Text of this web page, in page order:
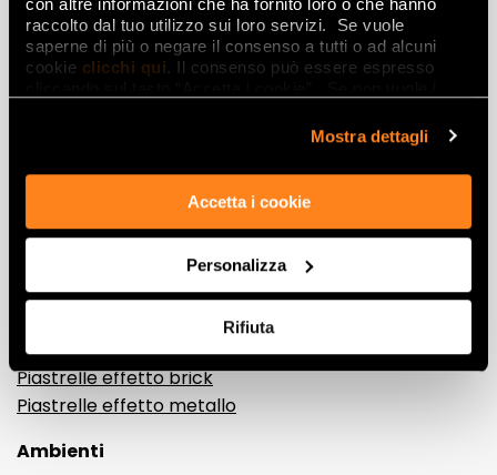
raccolto dal tuo utilizzo sui loro servizi. Se vuole
saperne di più o negare il consenso a tutti o ad alcuni
cookie clicchi qui. Il consenso può essere espresso
Mostra dettagli
Accetta i cookie
Personalizza
Rifiuta
ispirare
da ambienti
Gres porcellanato effetto marmo
Gres porcellanato effetto legno
Gres porcellanato effetto pietra
Gres porcellanato effetto resina e cemento
Piastrelle decorative
Piastrelle effetto brick
Piastrelle effetto metallo
Ambienti